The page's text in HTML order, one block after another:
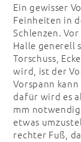
Ein gewisser
Feinheiten in
Schlenzen.
Halle generell
Torschuss,
wird, ist der
Vorspann
dafür wird es
mm
etwas
rechter Fuß,